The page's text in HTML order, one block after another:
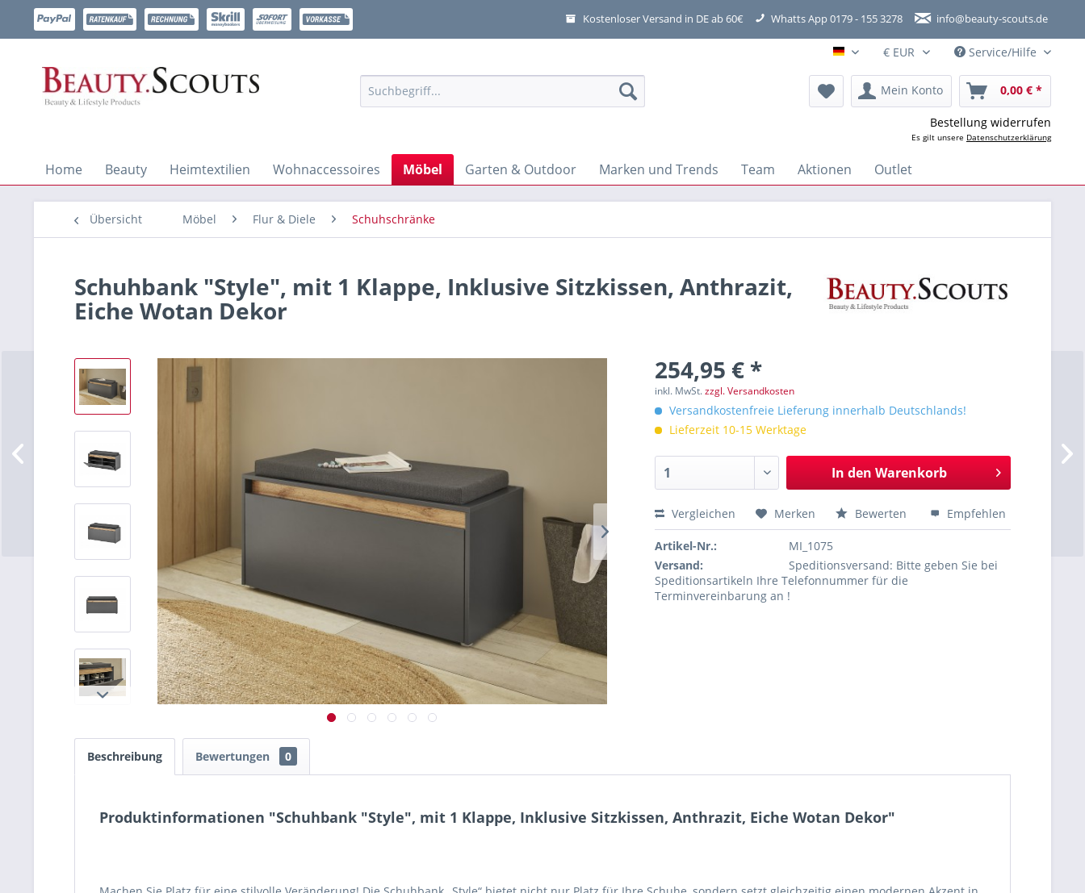
Kostenloser Versand in DE ab 60€ Whatts App 0179 - 155 3278 info@beauty-scouts.de
Hauptshop Deutsch Service/Hilfe
Mein Konto 0,00 € *
Bestellung widerrufen
Es gilt unsere Datenschutzerklärung
Home Beauty Heimtextilien Wohnaccessoires Möbel Garten & Outdoor Marken und Trends Team Aktionen Outlet
Übersicht Möbel Flur & Diele Schuhschränke
Schuhbank "Style", mit 1 Klappe, Inklusive Sitzkissen, Anthrazit,
Eiche Wotan Dekor
254,95 € *
inkl. MwSt.zzgl. Versandkosten
Versandkostenfreie Lieferung innerhalb Deutschlands!
Lieferzeit 10-15 Werktage
In den Warenkorb
Vergleichen Merken Bewerten Empfehlen
Artikel-Nr.:
MI_1075
Versand:
Speditionsversand: Bitte geben Sie bei
Speditionsartikeln Ihre Telefonnummer für die
Terminvereinbarung an !
Beschreibung Bewertungen 0
Produktinformationen "Schuhbank "Style", mit 1 Klappe, Inklusive Sitzkissen, Anthrazit, Eiche Wotan Dekor"